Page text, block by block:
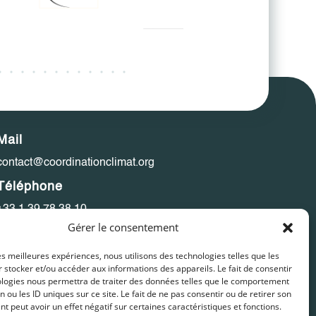
Gérer le consentement
meilleures expériences, nous utilisons des technologies telles que les
stocker et/ou accéder aux informations des appareils. Le fait de consentir
nous permettra de traiter des données telles que le comportement
ou les ID uniques sur ce site. Le fait de ne pas consentir ou de retirer son
peut avoir un effet négatif sur certaines caractéristiques et fonctions.
1 39 78 38 10
Climat
Pavillon du Climat
rue Vivier, 95220 Herblay-sur-Seine, France